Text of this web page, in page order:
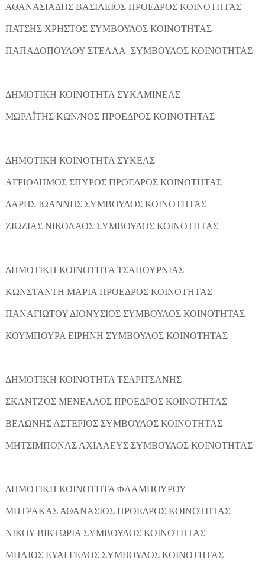
ΑΘΑΝΑΣΙΑΔΗΣ ΒΑΣΙΛΕΙΟΣ ΠΡΟΕΔΡΟΣ ΚΟΙΝΟΤΗΤΑΣ
ΠΑΤΣΗΣ ΧΡΗΣΤΟΣ ΣΥΜΒΟΥΛΟΣ ΚΟΙΝΟΤΗΤΑΣ
ΠΑΠΑΔΟΠΟΥΛΟΥ ΣΤΕΛΛΑ ΣΥΜΒΟΥΛΟΣ ΚΟΙΝΟΤΗΤΑΣ
ΔΗΜΟΤΙΚΗ ΚΟΙΝΟΤΗΤΑ ΣΥΚΑΜΙΝΕΑΣ
ΜΩΡΑΪΤΗΣ ΚΩΝ/ΝΟΣ ΠΡΟΕΔΡΟΣ ΚΟΙΝΟΤΗΤΑΣ
ΔΗΜΟΤΙΚΗ ΚΟΙΝΟΤΗΤΑ ΣΥΚΕΑΣ
ΑΓΡΙΟΔΗΜΟΣ ΣΠΥΡΟΣ ΠΡΟΕΔΡΟΣ ΚΟΙΝΟΤΗΤΑΣ
ΔΑΡΗΣ ΙΩΑΝΝΗΣ ΣΥΜΒΟΥΛΟΣ ΚΟΙΝΟΤΗΤΑΣ
ΖΙΩΖΙΑΣ ΝΙΚΟΛΑΟΣ ΣΥΜΒΟΥΛΟΣ ΚΟΙΝΟΤΗΤΑΣ
ΔΗΜΟΤΙΚΗ ΚΟΙΝΟΤΗΤΑ ΤΣΑΠΟΥΡΝΙΑΣ
ΚΩΝΣΤΑΝΤΗ ΜΑΡΙΑ ΠΡΟΕΔΡΟΣ ΚΟΙΝΟΤΗΤΑΣ
ΠΑΝΑΓΙΩΤΟΥ ΔΙΟΝΥΣΙΟΣ ΣΥΜΒΟΥΛΟΣ ΚΟΙΝΟΤΗΤΑΣ
ΚΟΥΜΠΟΥΡΑ ΕΙΡΗΝΗ ΣΥΜΒΟΥΛΟΣ ΚΟΙΝΟΤΗΤΑΣ
ΔΗΜΟΤΙΚΗ ΚΟΙΝΟΤΗΤΑ ΤΣΑΡΙΤΣΑΝΗΣ
ΣΚΑΝΤΖΟΣ ΜΕΝΕΛΑΟΣ ΠΡΟΕΔΡΟΣ ΚΟΙΝΟΤΗΤΑΣ
ΒΕΛΩΝΗΣ ΑΣΤΕΡΙΟΣ ΣΥΜΒΟΥΛΟΣ ΚΟΙΝΟΤΗΤΑΣ
ΜΗΤΣΙΜΠΟΝΑΣ ΑΧΙΛΛΕΥΣ ΣΥΜΒΟΥΛΟΣ ΚΟΙΝΟΤΗΤΑΣ
ΔΗΜΟΤΙΚΗ ΚΟΙΝΟΤΗΤΑ ΦΛΑΜΠΟΥΡΟΥ
ΜΗΤΡΑΚΑΣ ΑΘΑΝΑΣΙΟΣ ΠΡΟΕΔΡΟΣ ΚΟΙΝΟΤΗΤΑΣ
ΝΙΚΟΥ ΒΙΚΤΩΡΙΑ ΣΥΜΒΟΥΛΟΣ ΚΟΙΝΟΤΗΤΑΣ
ΜΗΛΙΟΣ ΕΥΑΓΓΕΛΟΣ ΣΥΜΒΟΥΛΟΣ ΚΟΙΝΟΤΗΤΑΣ